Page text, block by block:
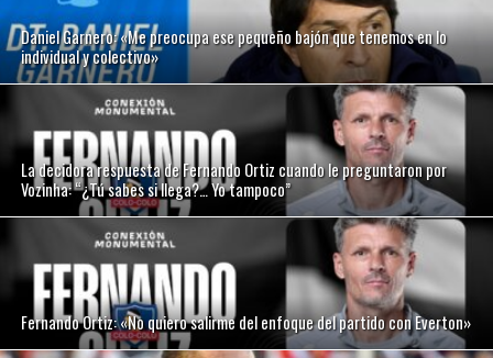
Daniel Garnero: «Me preocupa ese pequeño bajón que tenemos en lo
individual y colectivo»
La decidora respuesta de Fernando Ortiz cuando le preguntaron por
Vozinha: “¿Tú sabes si llega?… Yo tampoco”
Fernando Ortiz: «No quiero salirme del enfoque del partido con Everton»